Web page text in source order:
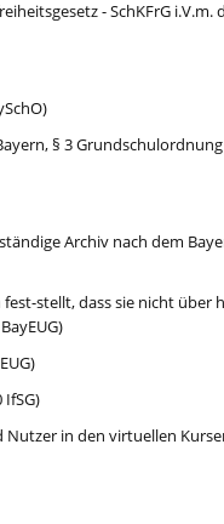
- SchKFrG
§ 3 Grundschulordnung
Archiv nach dem
stellt, dass sie nicht über
Nutzer in den virtuellen